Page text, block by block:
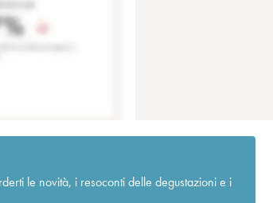
le novità, i resoconti delle degustazioni e i